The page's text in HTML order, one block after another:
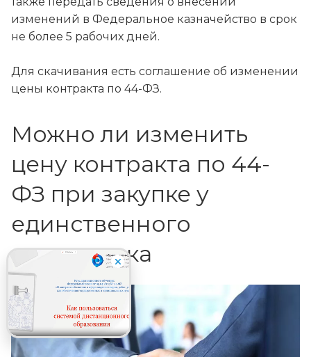
изменений в Федеральное казначейство в срок
не более 5 рабочих дней.
Для скачивания есть соглашение об изменении
цены контракта по 44-ФЗ.
Можно ли изменить
цену контракта по 44-
ФЗ при закупке у
единственного
поставщика